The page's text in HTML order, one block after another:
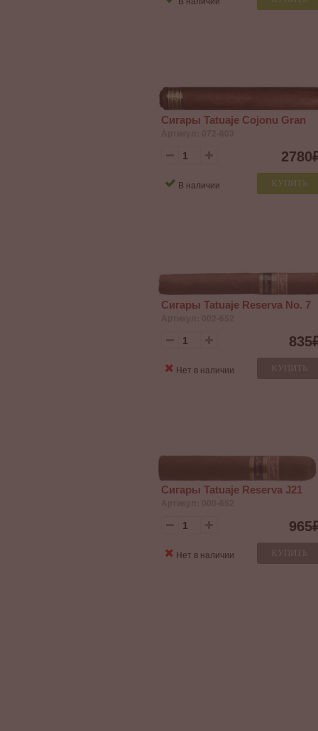
Сигары Tatuaje Cojonu Gran
2780
КУПИТЬ
В наличии
Сигары Tatuaje Reserva No. 7
835
КУПИТЬ
Нет в наличии
Сигары Tatuaje Reserva J21
965
КУПИТЬ
Нет в наличии